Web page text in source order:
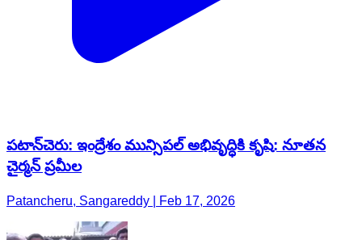
పటాన్​​చెరు: ఇంద్రేశం మున్సిపల్ అభివృద్ధికి కృషి: నూతన
చైర్మన్ ప్రమీల
Patancheru, Sangareddy | Feb 17, 2026